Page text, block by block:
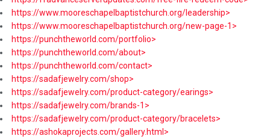
https://www.mooreschapelbaptistchurch.org/leadership>
https://www.mooreschapelbaptistchurch.org/new-page-1>
https://punchtheworld.com/portfolio>
https://punchtheworld.com/about>
https://punchtheworld.com/contact>
https://sadafjewelry.com/shop>
https://sadafjewelry.com/product-category/earings>
https://sadafjewelry.com/brands-1>
https://sadafjewelry.com/product-category/bracelets>
https://ashokaprojects.com/gallery.html>